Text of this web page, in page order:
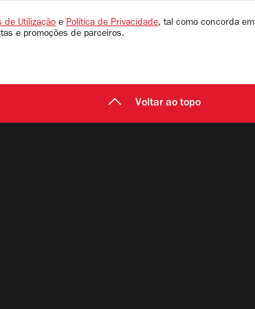
de Utilização e Política de Privacidade, tal como concorda em
e promoções de parceiros.
Voltar ao topo